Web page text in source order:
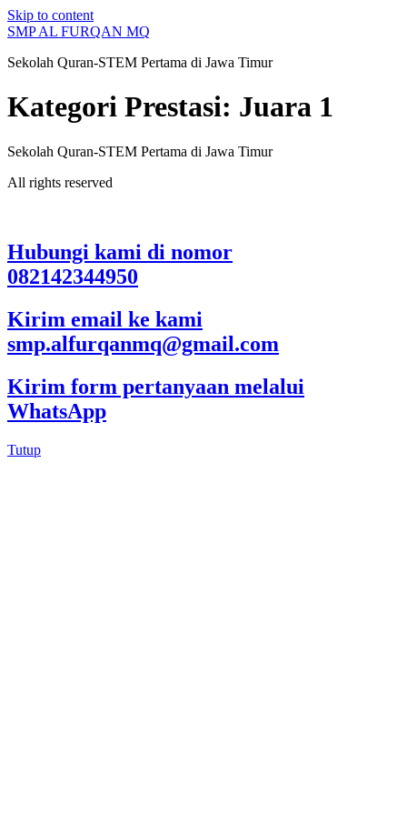
Skip to content
SMP AL FURQAN MQ
Sekolah Quran-STEM Pertama di Jawa Timur
Kategori Prestasi: Juara 1
Sekolah Quran-STEM Pertama di Jawa Timur
All rights reserved
Hubungi kami di nomor
082142344950
Kirim email ke kami
smp.alfurqanmq@gmail.com
Kirim form pertanyaan melalui
WhatsApp
Tutup